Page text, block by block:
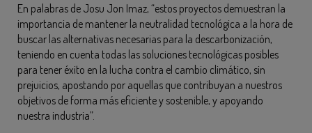
En palabras de Josu Jon Imaz, “estos proyectos demuestran la
importancia de mantener la neutralidad tecnológica a la hora de
buscar las alternativas necesarias para la descarbonización,
teniendo en cuenta todas las soluciones tecnológicas posibles
para tener éxito en la lucha contra el cambio climático, sin
prejuicios, apostando por aquellas que contribuyan a nuestros
objetivos de forma más eficiente y sostenible, y apoyando
nuestra industria”.